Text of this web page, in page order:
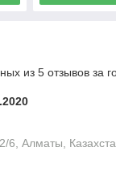
из 5 отзывов за
6, Алматы,